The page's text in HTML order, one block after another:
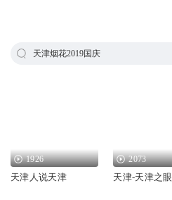
天津烟花2019国庆
1926
天津人说天津
2073
天津-天津之眼